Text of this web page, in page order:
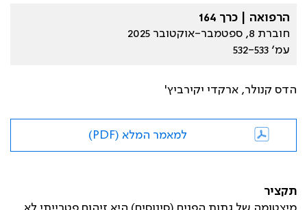
הרפואה | כרך 164
חוברת 8, ספטמבר-אוקטובר 2025
עמ׳ 532-533
הדס קנולר, ארקדי יקירביץ'
למאמר המלא (PDF)
תקציר